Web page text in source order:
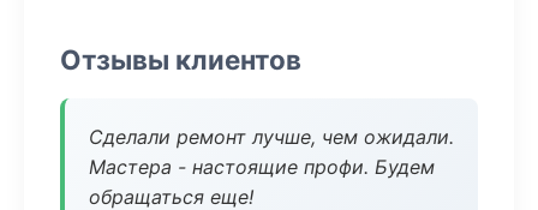
Отзывы клиентов
Сделали ремонт лучше, чем ожидали.
Мастера - настоящие профи. Будем
обращаться еще!